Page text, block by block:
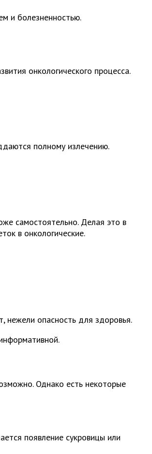
и болезненностью.
онкологического процесса.
полному излечению.
самостоятельно. Делая это в
в онкологические.
нежели опасность для здоровья.
Однако есть некоторые
появление сукровицы или